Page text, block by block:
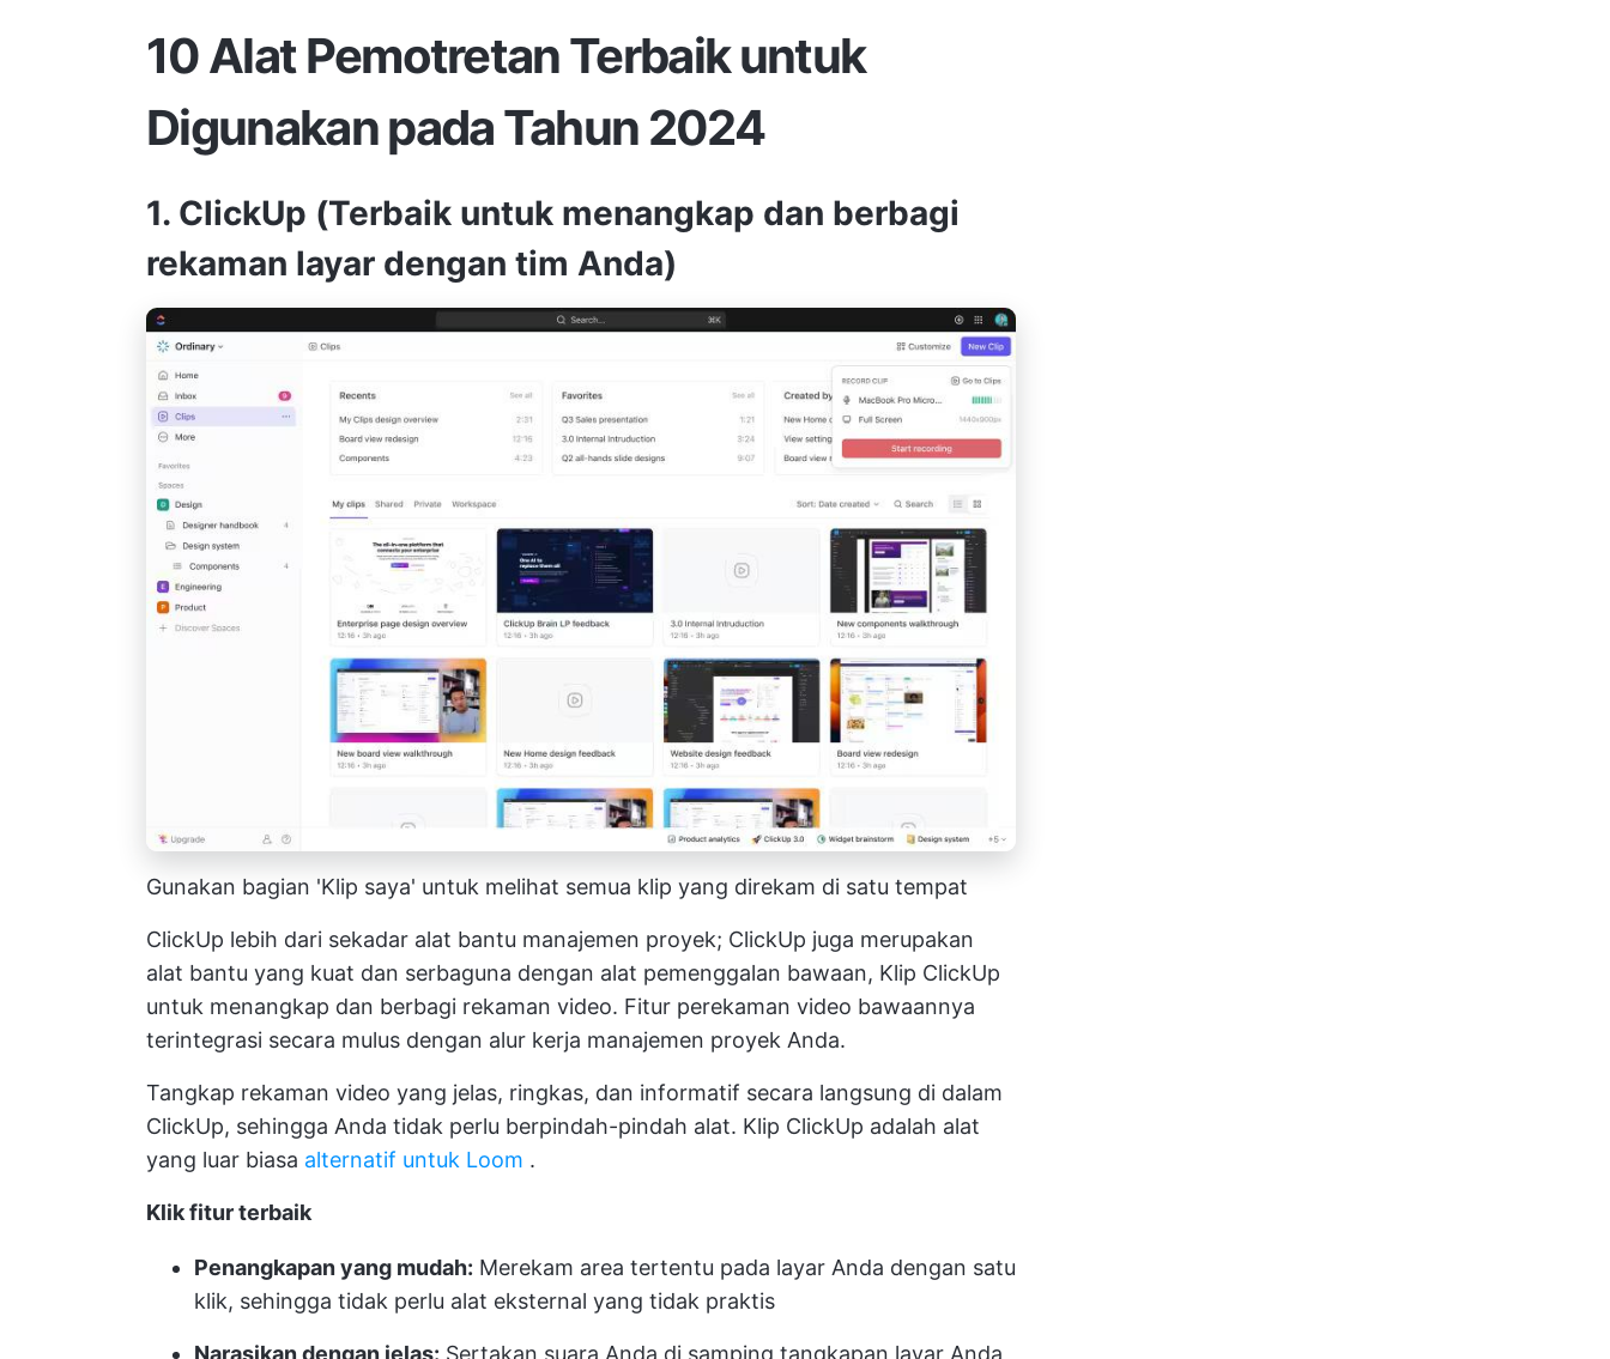
10 Alat Pemotretan Terbaik untuk
Digunakan pada Tahun 2024
1. ClickUp (Terbaik untuk menangkap dan berbagi
rekaman layar dengan tim Anda)
Gunakan bagian 'Klip saya' untuk melihat semua klip yang direkam di satu tempat
ClickUp lebih dari sekadar alat bantu manajemen proyek; ClickUp juga merupakan
alat bantu yang kuat dan serbaguna dengan alat pemenggalan bawaan, Klip ClickUp
untuk menangkap dan berbagi rekaman video. Fitur perekaman video bawaannya
terintegrasi secara mulus dengan alur kerja manajemen proyek Anda.
Tangkap rekaman video yang jelas, ringkas, dan informatif secara langsung di dalam
ClickUp, sehingga Anda tidak perlu berpindah-pindah alat. Klip ClickUp adalah alat
yang luar biasa alternatif untuk Loom .
Klik fitur terbaik
Penangkapan yang mudah: Merekam area tertentu pada layar Anda dengan satu
klik, sehingga tidak perlu alat eksternal yang tidak praktis
Narasikan dengan jelas: Sertakan suara Anda di samping tangkapan layar Anda,